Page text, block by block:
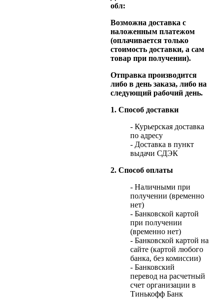
обл:
Возможна доставка с
наложенным платежом
(оплачивается только
стоимость доставки, а сам
товар при получении).
Отправка производится
либо в день заказа, либо на
следующий рабочий день.
1. Способ доставки
- Курьерская доставка
по адресу
- Доставка в пункт
выдачи СДЭК
2. Способ оплаты
- Наличными при
получении (временно
нет)
- Банковской картой
при получении
(временно нет)
- Банковской картой на
сайте (картой любого
банка, без комиссии)
- Банковский
перевод на расчетный
счет организации в
Тинькофф Банк